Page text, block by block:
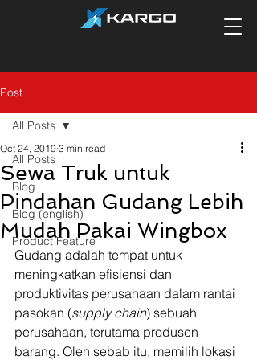
Post
All Posts
Blog
Blog (english)
Product Feature
All Posts
Sewa Truk untuk
Pindahan Gudang Lebih
Mudah Pakai Wingbox
Oct 24, 2019 3 min read
Gudang adalah tempat untuk
meningkatkan efisiensi dan
produktivitas perusahaan dalam rantai
pasokan (supply chain) sebuah
perusahaan, terutama produsen
barang. Oleh sebab itu, memilih lokasi